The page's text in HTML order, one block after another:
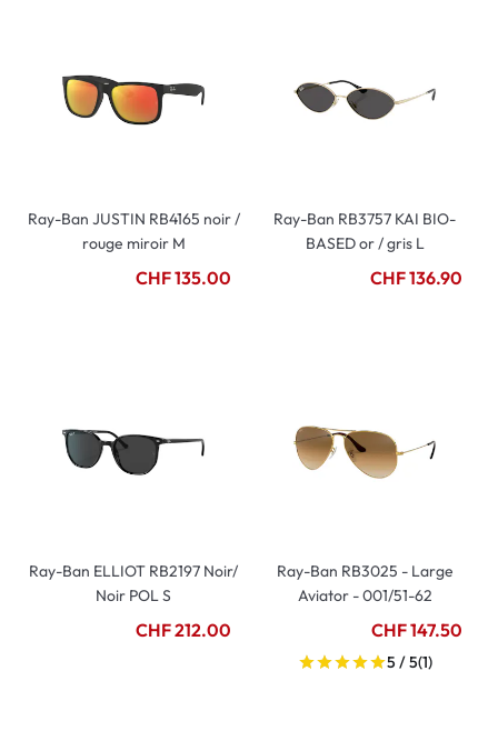
Ray-Ban JUSTIN RB4165 noir /
rouge miroir M
CHF 135.00
Ray-Ban RB3757 KAI BIO-
BASED or / gris L
CHF 136.90
Ray-Ban ELLIOT RB2197 Noir/
Noir POL S
CHF 212.00
Ray-Ban RB3025 - Large
Aviator - 001/51-62
CHF 147.50
5 / 5(1)